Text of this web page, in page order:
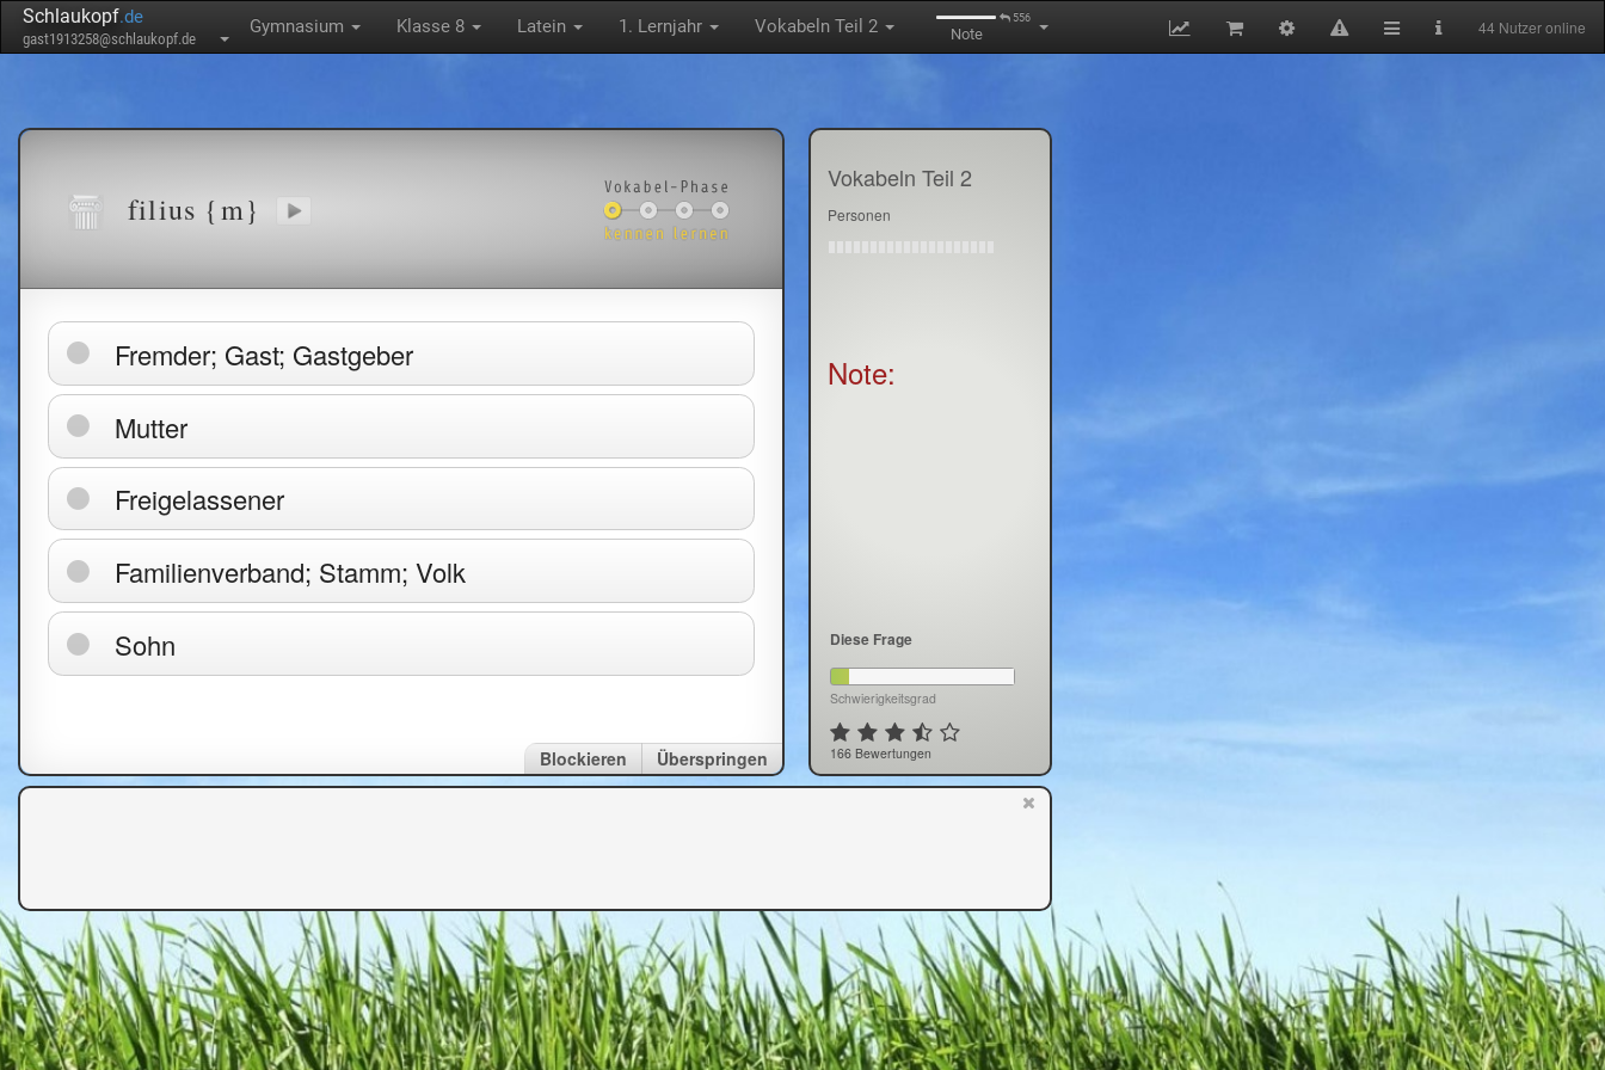
Schlaukopf.de
gast1913258@schlaukopf.de
Gymnasium Klasse 8 Latein 1. Lernjahr Vokabeln Teil 2 556
Note 44 Nutzer online
filius {m}
Fremder; Gast; Gastgeber
Mutter
Freigelassener
Familienverband; Stamm; Volk
Sohn
Überspringen
Blockieren
Vokabeln Teil 2
Personen
Note:
Diese Frage
Schwierigkeitsgrad
166 Bewertungen